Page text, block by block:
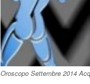
Oroscopo Settembre 2014